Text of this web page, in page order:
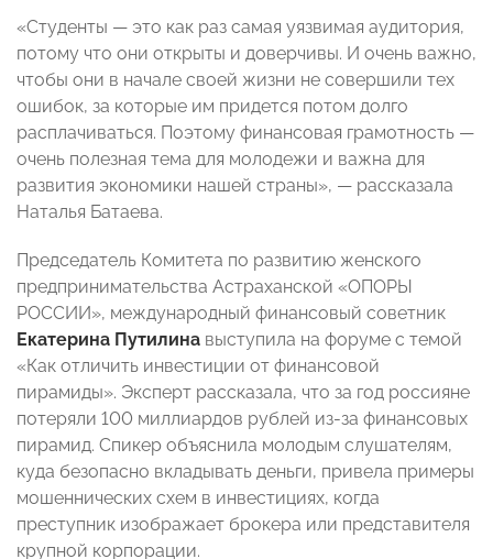
«Студенты — это как раз самая уязвимая аудитория,
потому что они открыты и доверчивы. И очень важно,
чтобы они в начале своей жизни не совершили тех
ошибок, за которые им придется потом долго
расплачиваться. Поэтому финансовая грамотность —
очень полезная тема для молодежи и важна для
развития экономики нашей страны», — рассказала
Наталья Батаева.
Председатель Комитета по развитию женского
предпринимательства Астраханской «ОПОРЫ
РОССИИ», международный финансовый советник
Екатерина Путилина выступила на форуме с темой
«Как отличить инвестиции от финансовой
пирамиды». Эксперт рассказала, что за год россияне
потеряли 100 миллиардов рублей из-за финансовых
пирамид. Спикер объяснила молодым слушателям,
куда безопасно вкладывать деньги, привела примеры
мошеннических схем в инвестициях, когда
преступник изображает брокера или представителя
крупной корпорации.